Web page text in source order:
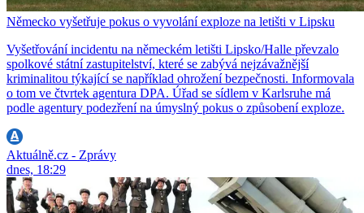
Německo vyšetřuje pokus o vyvolání exploze na letišti v Lipsku
Vyšetřování incidentu na německém letišti Lipsko/Halle převzalo
spolkové státní zastupitelství, které se zabývá nejzávažnější
kriminalitou týkající se například ohrožení bezpečnosti. Informovala
o tom ve čtvrtek agentura DPA. Úřad se sídlem v Karlsruhe má
podle agentury podezření na úmyslný pokus o způsobení exploze.
Aktuálně.cz - Zprávy
dnes, 18:29